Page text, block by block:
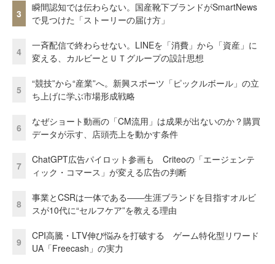
3
瞬間認知では伝わらない。国産靴下ブランドがSmartNews
で見つけた「ストーリーの届け方」
4
一斉配信で終わらせない。LINEを「消費」から「資産」に
変える、カルビーとＵＴグループの設計思想
5
“競技”から“産業”へ。新興スポーツ「ピックルボール」の立
ち上げに学ぶ市場形成戦略
6
なぜショート動画の「CM流用」は成果が出ないのか？購買
データが示す、店頭売上を動かす条件
7
ChatGPT広告パイロット参画も Criteoの「エージェンテ
ィック・コマース」が変える広告の判断
8
事業とCSRは一体である――生涯ブランドを目指すオルビ
スが10代に“セルフケア”を教える理由
9
CPI高騰・LTV伸び悩みを打破する ゲーム特化型リワード
UA「Freecash」の実力